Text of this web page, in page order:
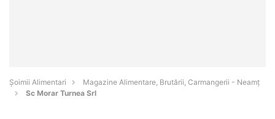
Şoimii Alimentari
Magazine Alimentare, Brutării, Carmangerii - Neamţ
Sc Morar Turnea Srl